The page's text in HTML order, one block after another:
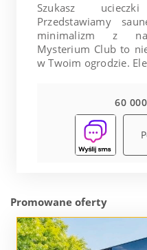
Szukasz
Przedstawiamy
minimalizm z
Mysterium Club to
w Twoim ogrodzie.
60
Promowane oferty